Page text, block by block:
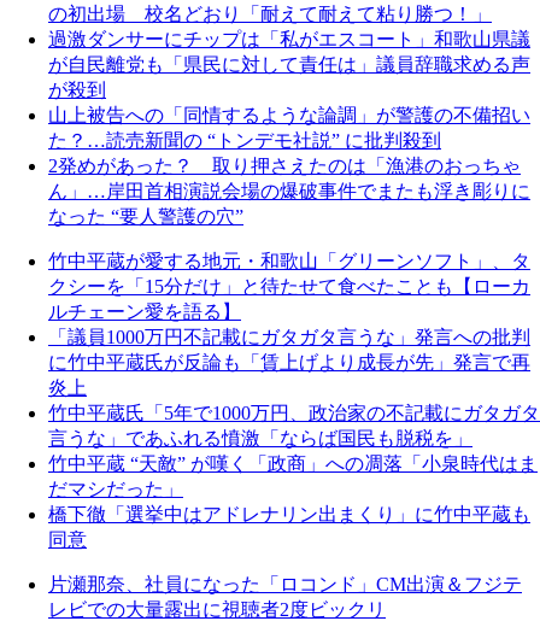
の初出場 校名どおり「耐えて耐えて粘り勝つ！」
過激ダンサーにチップは「私がエスコート」和歌山県議
が自民離党も「県民に対して責任は」議員辞職求める声
が殺到
山上被告への「同情するような論調」が警護の不備招い
た？…読売新聞の “トンデモ社説” に批判殺到
2発めがあった？ 取り押さえたのは「漁港のおっちゃ
ん」…岸田首相演説会場の爆破事件でまたも浮き彫りに
なった “要人警護の穴”
竹中平蔵が愛する地元・和歌山「グリーンソフト」、タ
クシーを「15分だけ」と待たせて食べたことも【ローカ
ルチェーン愛を語る】
「議員1000万円不記載にガタガタ言うな」発言への批判
に竹中平蔵氏が反論も「賃上げより成長が先」発言で再
炎上
竹中平蔵氏「5年で1000万円、政治家の不記載にガタガタ
言うな」であふれる憤激「ならば国民も脱税を」
竹中平蔵 “天敵” が嘆く「政商」への凋落「小泉時代はま
だマシだった」
橋下徹「選挙中はアドレナリン出まくり」に竹中平蔵も
同意
片瀬那奈、社員になった「ロコンド」CM出演＆フジテ
レビでの大量露出に視聴者2度ビックリ